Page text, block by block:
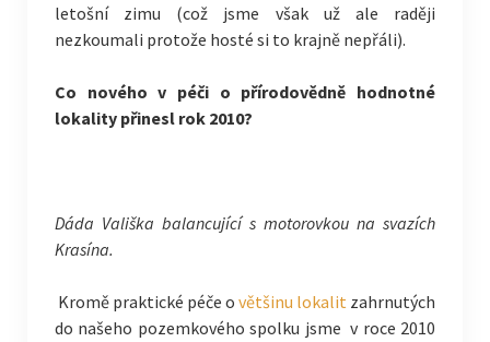
letošní zimu (což jsme však už ale raději
nezkoumali protože hosté si to krajně nepřáli).
Co nového v péči o přírodovědně hodnotné
lokality přinesl rok 2010?
Dáda Vališka balancující s motorovkou na svazích
Krasína.
Kromě praktické péče ovětšinu lokalit zahrnutých
do našeho pozemkového spolku jsme v roce 2010